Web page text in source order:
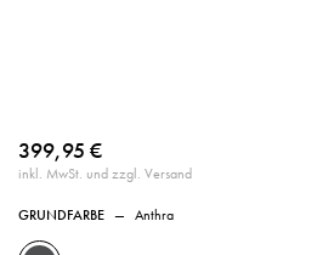
399,95 €
inkl. MwSt. und zzgl. Versand
GRUNDFARBE — Anthra